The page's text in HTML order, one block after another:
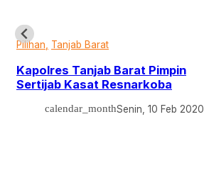
Pilihan Tanjab Barat
Kapolres Tanjab Barat Pimpin
Sertijab Kasat Resnarkoba
calendar_monthSenin, 10 Feb 2020